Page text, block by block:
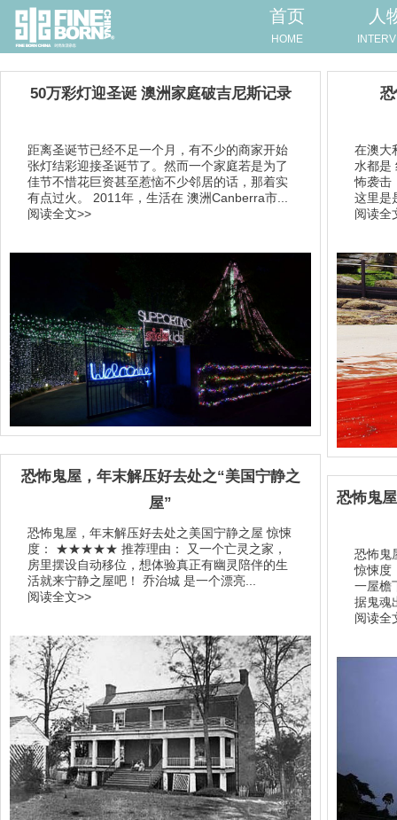
首页
HOME
人
50万彩灯迎圣诞 澳洲家庭破吉尼斯记录
距离圣诞节已经不足一个月，有不少的商家开始
张灯结彩迎接圣诞节了。然而一个家庭若是为了
佳节不惜花巨资甚至惹恼不少邻居的话，那着实
有点过火。 2011年，生活在 澳洲Canberra市...
阅读全文>>
在澳大
水都是
怖袭击
这里是
阅读全
恐怖鬼屋，年末解压好去处之“美国宁静之
屋”
恐怖鬼屋，年末解压好去处之美国宁静之屋 惊悚
度： ★★★★★ 推荐理由： 又一个亡灵之家，
房里摆设自动移位，想体验真正有幽灵陪伴的生
活就来宁静之屋吧！ 乔治城 是一个漂亮...
阅读全文>>
恐怖鬼
恐怖鬼
惊悚
一屋檐
据鬼魂
阅读全